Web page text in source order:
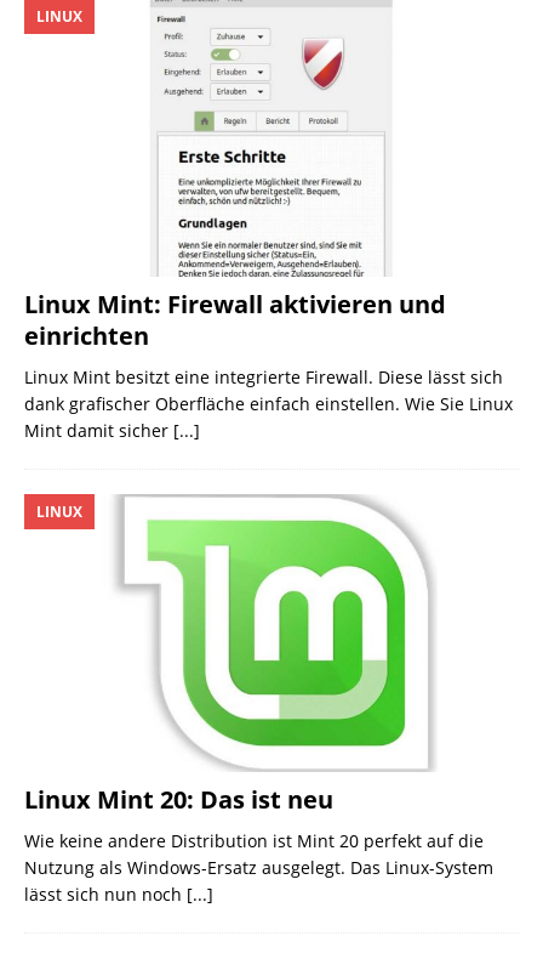
Linux Mint: Firewall aktivieren und
einrichten
LINUX
Linux Mint besitzt eine integrierte Firewall. Diese lässt sich
dank grafischer Oberfläche einfach einstellen. Wie Sie Linux
Mint damit sicher [...]
Linux Mint 20: Das ist neu
LINUX
Wie keine andere Distribution ist Mint 20 perfekt auf die
Nutzung als Windows-Ersatz ausgelegt. Das Linux-System
lässt sich nun noch [...]